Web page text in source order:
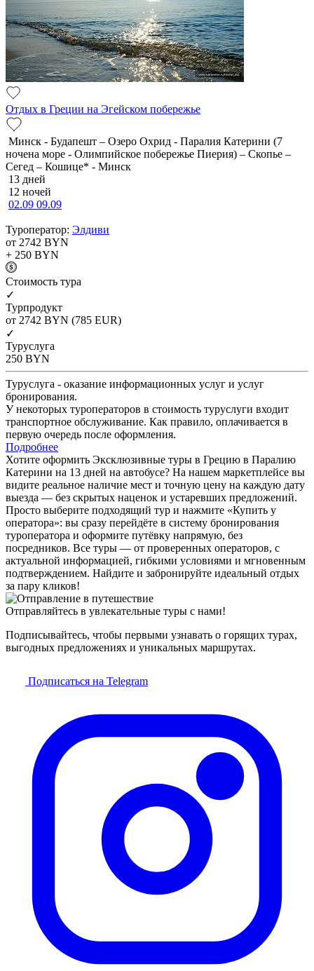
Отдых в Греции на Эгейском побережье
Минск - Будапешт – Озеро Охрид - Паралия Катерини (7
ночена море - Олимпийское побережье Пиерия) – Скопье –
Сегед – Кошице* - Минск
13 дней
12 ночей
02.09 09.09
Туроператор: Элдиви
от 2742 BYN
+ 250 BYN
Cтоимость тура
✓
Турпродукт
от 2742 BYN (785 EUR)
✓
Туруслуга
250 BYN
Туруслуга - оказание информационных услуг и услуг
бронирования.
У некоторых туроператоров в стоимость туруслуги входит
транспортное обслуживание. Как правило, оплачивается в
первую очередь после оформления.
Подробнее
Хотите оформить Эксклюзивные туры в Грецию в Паралию
Катерини на 13 дней на автобусе? На нашем маркетплейсе вы
видите реальное наличие мест и точную цену на каждую дату
выезда — без скрытых наценок и устаревших предложений.
Просто выберите подходящий тур и нажмите «Купить у
оператора»: вы сразу перейдёте в систему бронирования
туроператора и оформите путёвку напрямую, без
посредников. Все туры — от проверенных операторов, с
актуальной информацией, гибкими условиями и мгновенным
подтверждением. Найдите и забронируйте идеальный отдых
за пару кликов!
Отправляйтесь в увлекательные туры с нами!
Подписывайтесь, чтобы первыми узнавать о горящих турах,
выгодных предложениях и уникальных маршрутах.
Подписаться на Telegram